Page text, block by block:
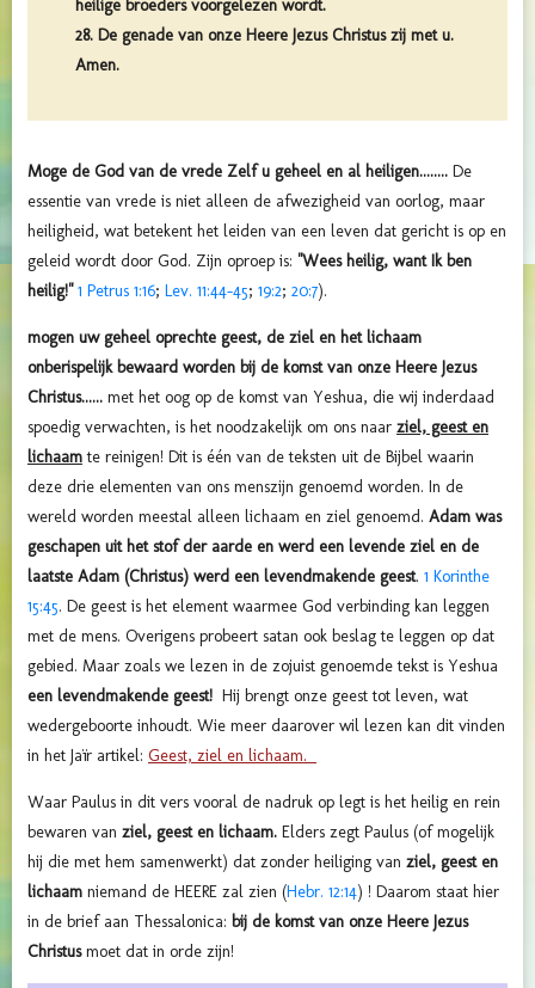
heilige broeders voorgelezen wordt.
28. De genade van onze Heere Jezus Christus zij met u.
Amen.
Moge de God van de vrede Zelf u geheel en al heiligen........ De
essentie van vrede is niet alleen de afwezigheid van oorlog, maar
heiligheid, wat betekent het leiden van een leven dat gericht is op en
geleid wordt door God. Zijn oproep is: "Wees heilig, want Ik ben
heilig!" 1 Petrus 1:16; Lev. 11:44-45; 19:2; 20:7).
mogen uw geheel oprechte geest, de ziel en het lichaam
onberispelijk bewaard worden bij de komst van onze Heere Jezus
Christus...... met het oog op de komst van Yeshua, die wij inderdaad
spoedig verwachten, is het noodzakelijk om ons naar ziel, geest en
lichaamte reinigen! Dit is één van de teksten uit de Bijbel waarin
deze drie elementen van ons menszijn genoemd worden. In de
wereld worden meestal alleen lichaam en ziel genoemd. Adam was
geschapen uit het stof der aarde en werd een levende ziel en de
laatste Adam (Christus) werd een levendmakende geest. 1 Korinthe
15:45. De geest is het element waarmee God verbinding kan leggen
met de mens. Overigens probeert satan ook beslag te leggen op dat
gebied. Maar zoals we lezen in de zojuist genoemde tekst is Yeshua
een levendmakende geest! Hij brengt onze geest tot leven, wat
wedergeboorte inhoudt. Wie meer daarover wil lezen kan dit vinden
in het Jaïr artikel: Geest, ziel en lichaam.
Waar Paulus in dit vers vooral de nadruk op legt is het heilig en rein
bewaren van ziel, geest en lichaam. Elders zegt Paulus (of mogelijk
hij die met hem samenwerkt) dat zonder heiliging van ziel, geest en
lichaam niemand de HEERE zal zien (Hebr. 12:14) ! Daarom staat hier
in de brief aan Thessalonica: bij de komst van onze Heere Jezus
Christusmoet dat in orde zijn!